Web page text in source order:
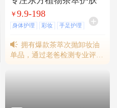
￥ 9.9-198
身体护理 彩妆 手足护理
拥有爆款茶萃次抛卸妆油
单品，通过老爸检测专业评